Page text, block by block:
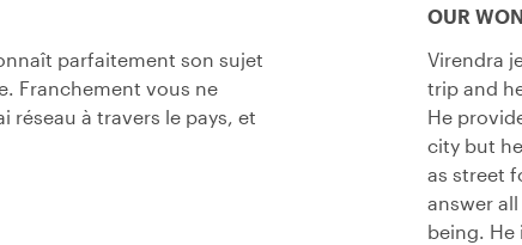
parfaitement son sujet
Franchement vous ne
réseau à travers le pays, et
OUR
Virendra
trip and
He
city but
as street
answer
being. He